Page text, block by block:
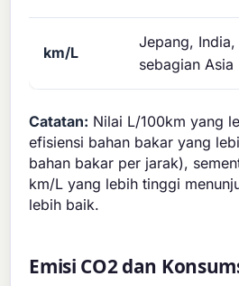
km/L
Jepang, India,
sebagian Asia
Catatan: Nilai L/100km yang
efisiensi bahan bakar yang
bahan bakar per jarak),
km/L yang lebih tinggi
lebih baik.
Emisi CO2 dan